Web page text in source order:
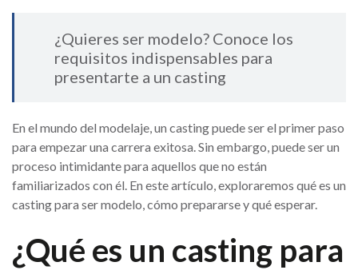
¿Quieres ser modelo? Conoce los
requisitos indispensables para
presentarte a un casting
En el mundo del modelaje, un casting puede ser el primer paso
para empezar una carrera exitosa. Sin embargo, puede ser un
proceso intimidante para aquellos que no están
familiarizados con él. En este artículo, exploraremos qué es un
casting para ser modelo, cómo prepararse y qué esperar.
¿Qué es un casting para